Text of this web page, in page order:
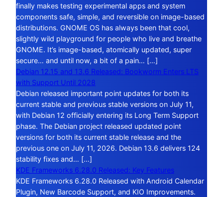
finally makes testing experimental apps and system
components safe, simple, and reversible on image-based
distributions. GNOME OS has always been that cool,
slightly wild playground for people who live and breathe
GNOME. It’s image-based, atomically updated, super
secure… and until now, a bit of a pain… […]
Debian 12.15 and 13.6 Released: Bookworm Enters LTS
with Support Until 2028
Debian released important point updates for both its
current stable and previous stable versions on July 11,
with Debian 12 officially entering its Long Term Support
phase. The Debian project released updated point
versions for both its current stable release and the
previous one on July 11, 2026. Debian 13.6 delivers 124
stability fixes and… […]
KDE Frameworks 6.28.0 Released: Key Features
KDE Frameworks 6.28.0 Released with Android Calendar
Plugin, New Barcode Support, and KIO Improvements.